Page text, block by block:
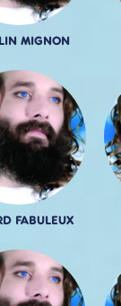
MIGNON
FABULEUX